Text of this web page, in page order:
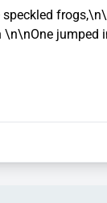
speckled
jumped